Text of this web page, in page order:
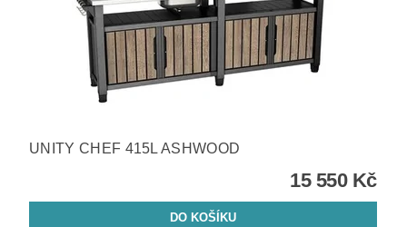
UNITY CHEF 415L ASHWOOD
15 550 Kč